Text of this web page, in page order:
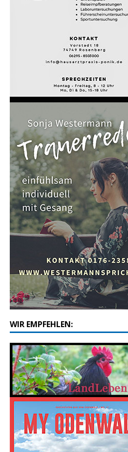
WIR EMPFEHLEN: